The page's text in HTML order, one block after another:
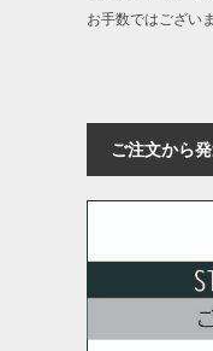
お手数ではござい
ご注文から